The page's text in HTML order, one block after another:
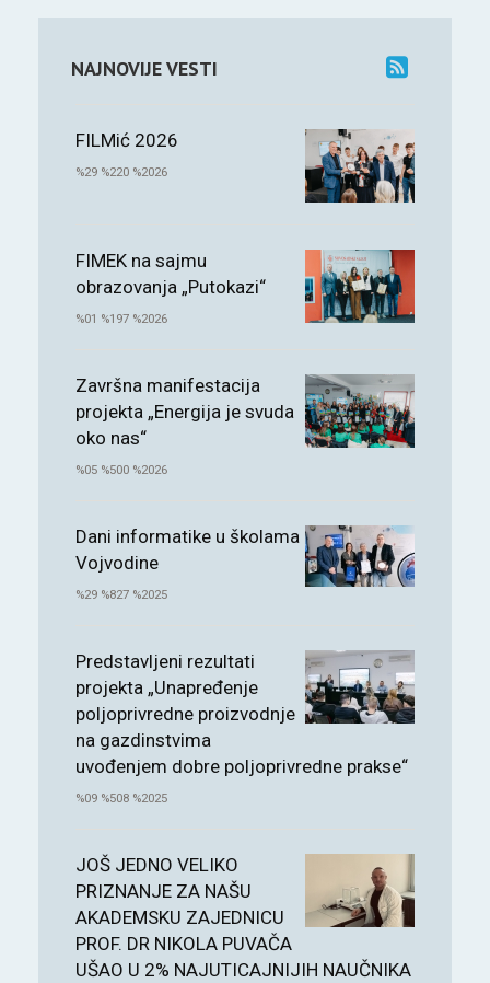
NAJNOVIJE VESTI
FILMić 2026
%29 %220 %2026
FIMEK na sajmu
obrazovanja „Putokazi“
%01 %197 %2026
Završna manifestacija
projekta „Energija je svuda
oko nas“
%05 %500 %2026
Dani informatike u školama
Vojvodine
%29 %827 %2025
Predstavljeni rezultati
projekta „Unapređenje
poljoprivredne proizvodnje
na gazdinstvima
uvođenjem dobre poljoprivredne prakse“
%09 %508 %2025
JOŠ JEDNO VELIKO
PRIZNANJE ZA NAŠU
AKADEMSKU ZAJEDNICU
PROF. DR NIKOLA PUVAČA
UŠAO U 2% NAJUTICAJNIJIH NAUČNIKA